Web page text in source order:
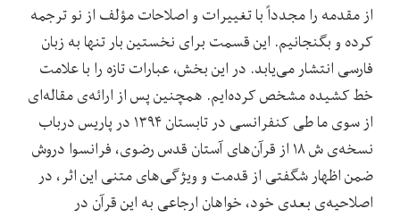
از مقدمه را مجدداً با تغییرات و اصلاحات مؤلف از نو ترجمه
کرده و بگنجانیم. این قسمت برای نخستین بار تنها به زبان
فارسی انتشار می‌یابد. در این بخش، عبارات تازه را با علامت
خط کشیده مشخص کرده‌ایم. همچنین پس از ارائه‌ی مقاله‌ای
از سوی ما طی کنفرانسی در تابستان ۱۳۹۴ در پاریس درباب
نسخه‌ی ش ۱۸ از قرآن‌های آستان قدس رضوی، فرانسوا دروش
ضمن اظهار شگفتی از قدمت و ویژگی‌های متنی این اثر، در
اصلاحیه‌ی بعدی خود، خواهان ارجاعی به این قرآن در